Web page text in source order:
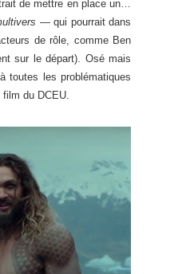
de mettre en place un…
— qui pourrait dans
de rôle, comme Ben
sur le départ). Osé mais
toutes les problématiques
du DCEU.